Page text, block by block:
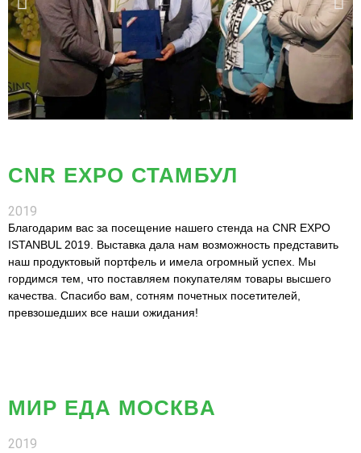
CNR EXPO СТАМБУЛ
2019
Благодарим вас за посещение нашего стенда на CNR EXPO
ISTANBUL 2019. Выставка дала нам возможность представить
наш продуктовый портфель и имела огромный успех. Мы
гордимся тем, что поставляем покупателям товары высшего
качества. Спасибо вам, сотням почетных посетителей,
превзошедших все наши ожидания!
МИР ЕДА МОСКВА
2019